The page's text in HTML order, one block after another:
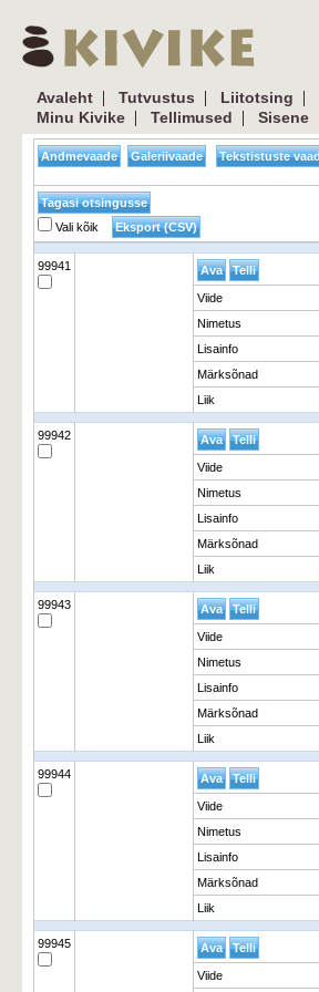
Avaleht | Tutvustus | Liitotsing |
Minu Kivike | Tellimused | Sisene
Vali kõik
99941
Viide
Nimetus
Lisainfo
Märksõnad
Liik
99942
Viide
Nimetus
Lisainfo
Märksõnad
Liik
99943
Viide
Nimetus
Lisainfo
Märksõnad
Liik
99944
Viide
Nimetus
Lisainfo
Märksõnad
Liik
99945
Viide